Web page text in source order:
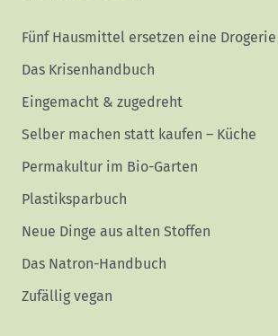
Fünf Hausmittel ersetzen eine Drogerie
Das Krisenhandbuch
Eingemacht & zugedreht
Selber machen statt kaufen – Küche
Permakultur im Bio-Garten
Plastiksparbuch
Neue Dinge aus alten Stoffen
Das Natron-Handbuch
Zufällig vegan